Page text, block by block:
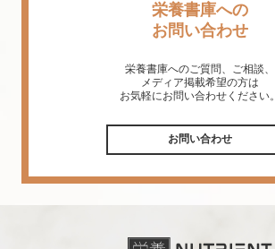
栄養書庫への
お問い合わせ
栄養書庫へのご質問、ご相談、
メディア掲載希望の方は
お気軽にお問い合わせください。
お問い合わせ